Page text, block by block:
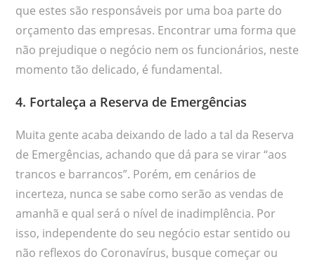
que estes são responsáveis por uma boa parte do
orçamento das empresas. Encontrar uma forma que
não prejudique o negócio nem os funcionários, neste
momento tão delicado, é fundamental.
4. Fortaleça a Reserva de Emergências
Muita gente acaba deixando de lado a tal da Reserva
de Emergências, achando que dá para se virar “aos
trancos e barrancos”. Porém, em cenários de
incerteza, nunca se sabe como serão as vendas de
amanhã e qual será o nível de inadimplência. Por
isso, independente do seu negócio estar sentido ou
não reflexos do Coronavírus, busque começar ou